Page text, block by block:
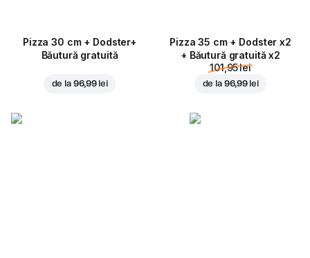
Pizza 30 cm + Dodster+
Băutură gratuită
de la 96,99 lei
Pizza 35 cm + Dodster x2
+ Băutură gratuită x2
101,95 lei
de la 96,99 lei